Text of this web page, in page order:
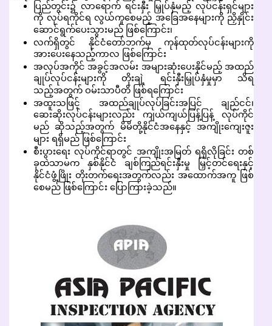
ပြည်တွင်း၌ လာရောက် ရင်းနှီး မြှုပ်နှံမည့် လုပ်ငန်းရှင်များ
ကို လုပ်ရကိုင်ရ လွယ်ကူစေမည့် အခြေအနေများကို ညှိနှိုင်း
ဆောင်ရွက်ပေးသွားမည် ဖြစ်ကြောင်း၊
လက်ရှိတွင် နိုင်ငံတော်ဘက်မှ ကုန်ထုတ်လုပ်ငန်းများကို
အားပေးနေသည့်ကာလ ဖြစ်ကြောင်း
အလုပ်အကိုင် အခွင့်အလမ်း အများဆုံးပေးနိုင်မည့် အထည်
ချုပ်လုပ်ငန်းများကို တိုးချဲ့ ရင်းနှီးမြှုပ်နှံမှုမှာ သိရ
သည့်အတွက် ဝမ်းသာပီတိ ဖြစ်ရကြောင်း
အထူးသဖြင့် အထည်ချုပ်လုပ်ခြင်းအပြင် ချည်ငင်၊
ဆေးဆိုးလုပ်ငန်းများလည်း ကျယ်ကျယ်ပြန့်ပြန့် လုပ်ကိုင်
မည် ဆိုသည့်အတွက် မိမိတို့နိုင်ငံအနေနှင့် အကျိုးကျေးဇူး
များ ရရှိမည် ဖြစ်ကြောင်း
စီးပွားရေး လုပ်ကိုင်ရာတွင် အကျိုးအမြတ် ရရှိလိုခြင်း တစ်
ခုထဲသာမက နှစ်နိုင်ငံ ချစ်ကြည်ရင်းနှီးမှု မြှင့်တင်ရေးနှင့်
နိုင်ငံဖွံ့ဖြိုး တိုးတက်ရေးအတွက်လည်း အထောက်အကူ ဖြစ်
စေမည် ဖြစ်ကြောင်း ပြောကြားခဲ့သည်။